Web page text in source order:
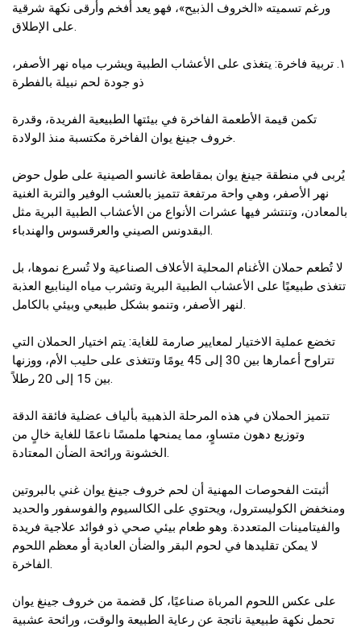
ورغم تسميته «الخروف الذبيح»، فهو يعد أفخم وأرقى نكهة شرقية
على الإطلاق.
١. تربية فاخرة: يتغذى على الأعشاب الطبية ويشرب مياه نهر الأصفر،
ذو جودة لحم نبيلة بالفطرة
تكمن قيمة الأطعمة الفاخرة في بيئتها الطبيعية الفريدة، وقدرة
خروف جينغ يوان الفاخرة مكتسبة منذ الولادة.
يُربى في منطقة جينغ يوان بمقاطعة غانسو الصينية على طول حوض
نهر الأصفر، وهي واحة مرتفعة تتميز بالعشب الوفير والتربة الغنية
بالمعادن، وتنتشر فيها عشرات الأنواع من الأعشاب الطبية البرية مثل
البقدونس الصيني والعرقسوس والهندباء.
لا تُطعم حملان الأغنام المحلية الأعلاف الصناعية ولا تُسرع نموها، بل
تتغذى طبيعيًا على الأعشاب الطبية البرية وتشرب مياه الينابيع العذبة
لنهر الأصفر، وتنمو بشكل طبيعي وبيئي بالكامل.
تخضع عملية الاختيار لمعايير صارمة للغاية: يتم اختيار الحملان التي
تتراوح أعمارها بين 30 إلى 45 يومًا وتتغذى على حليب الأم، ووزنها
بين 15 إلى 20 رطلاً.
تتميز الحملان في هذه المرحلة الذهبية بألياف عضلية فائقة الدقة
وتوزيع دهون متساوٍ، مما يمنحها ملمسًا ناعمًا للغاية خالٍ من
الخشونة ورائحة الضأن المعتادة.
أثبتت الفحوصات المهنية أن لحم خروف جينغ يوان غني بالبروتين
ومنخفض الكوليسترول، ويحتوي على الكالسيوم والفوسفور والحديد
والفيتامينات المتعددة. وهو طعام بيئي صحي ذو فوائد علاجية فريدة
لا يمكن تقليدها في لحوم البقر والضأن العادية أو معظم اللحوم
الفاخرة.
على عكس اللحوم المرباة صناعيًا، كل قضمة من خروف جينغ يوان
تحمل نكهة طبيعية ناتجة عن رعاية الطبيعة والوقت، ورائحة عشبية